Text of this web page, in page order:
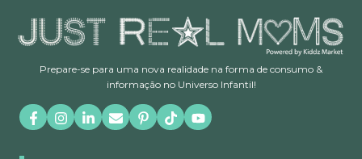
Prepare-se para uma nova realidade na forma de consumo &
informação no Universo Infantil!